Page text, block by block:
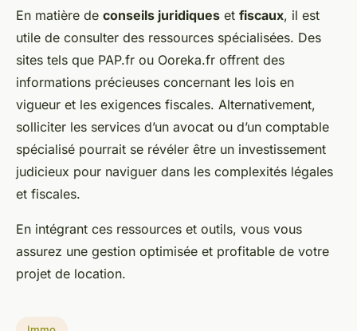
En matière de conseils juridiques et fiscaux, il est
utile de consulter des ressources spécialisées. Des
sites tels que PAP.fr ou Ooreka.fr offrent des
informations précieuses concernant les lois en
vigueur et les exigences fiscales. Alternativement,
solliciter les services d’un avocat ou d’un comptable
spécialisé pourrait se révéler être un investissement
judicieux pour naviguer dans les complexités légales
et fiscales.
En intégrant ces ressources et outils, vous vous
assurez une gestion optimisée et profitable de votre
projet de location.